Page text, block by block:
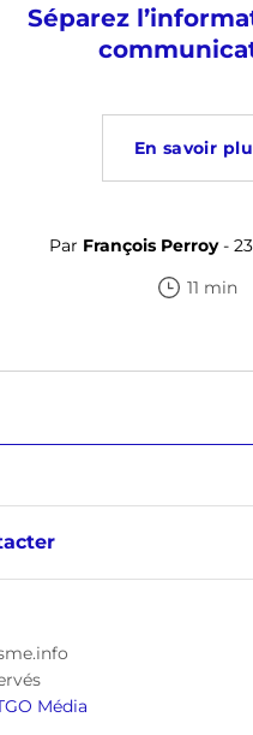
Séparez
En savoir
Par François Perroy-
11 min
Média